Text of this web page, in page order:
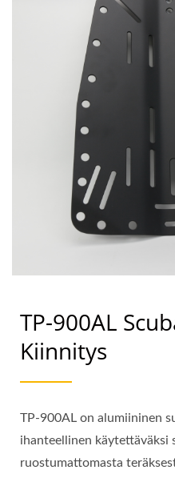
TP-900AL
Kiinnitys
TP-900AL on alumiininen
ihanteellinen käytettäväksi
ruostumattomasta